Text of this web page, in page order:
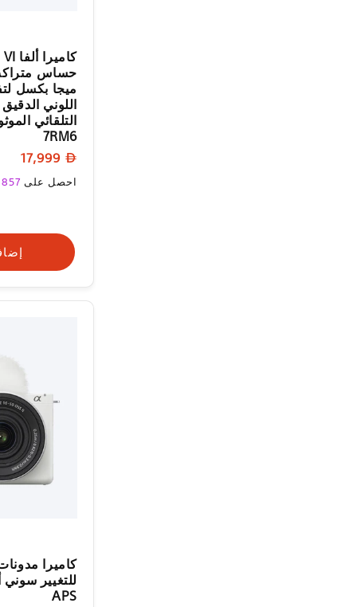
ميجا بكسل
اللوني
7RM6
السعر
العادي
السعر
احصل على 857
كاميرا
APS